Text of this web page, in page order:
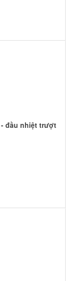
- đầu nhiệt trượt